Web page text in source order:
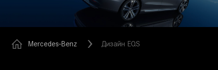
Mercedes-Benz Дизайн EQS